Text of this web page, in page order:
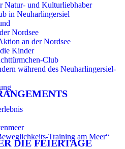
Natur- und Kulturliebhaber
in Neuharlingersiel
Nordsee
an der Nordsee
Kinder
Club
während des Neuharlingersiel-
Training am Meer“
DIE FEIERTAGE